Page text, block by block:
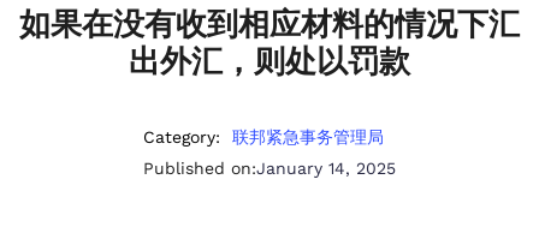
如果在没有收到相应材料的情况下汇
出外汇，则处以罚款
Category:
联邦紧急事务管理局
Published on:January 14, 2025